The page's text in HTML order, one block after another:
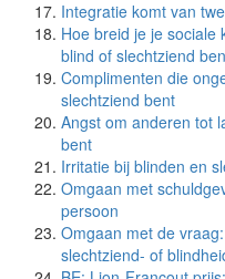
Integratie komt van
Hoe breid je je sociale
blind of slechtziend
Complimenten die
slechtziend bent
Angst om anderen tot
bent
Irritatie bij blinden en
Omgaan met
persoon
Omgaan met de
slechtziend- of